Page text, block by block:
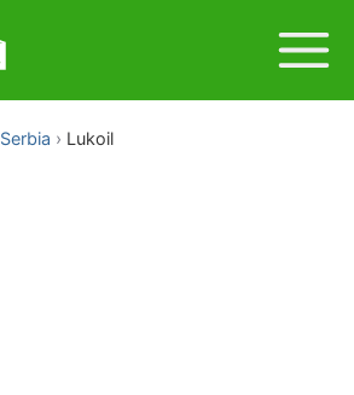
Serbia Lukoil